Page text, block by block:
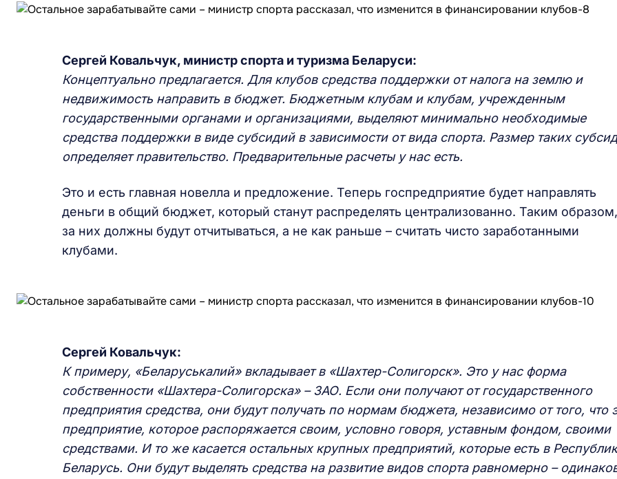
Сергей Ковальчук, министр спорта и туризма Беларуси:
Концептуально предлагается. Для клубов средства поддержки от налога на землю и
недвижимость направить в бюджет. Бюджетным клубам и клубам, учрежденным
государственными органами и организациями, выделяют минимально необходимые
средства поддержки в виде субсидий в зависимости от вида спорта. Размер таких
определяет правительство. Предварительные расчеты у нас есть.
Это и есть главная новелла и предложение. Теперь госпредприятие будет направлять
деньги в общий бюджет, который станут распределять централизованно. Таким образом,
за них должны будут отчитываться, а не как раньше – считать чисто заработанными
клубами.
Сергей Ковальчук:
К примеру, «Беларуськалий» вкладывает в «Шахтер-Солигорск». Это у нас форма
собственности «Шахтера-Солигорска» – ЗАО. Если они получают от государственного
предприятия средства, они будут получать по нормам бюджета, независимо от того, что
предприятие, которое распоряжается своим, условно говоря, уставным фондом, своими
средствами. И то же касается остальных крупных предприятий, которые есть в
Беларусь. Они будут выделять средства на развитие видов спорта равномерно –